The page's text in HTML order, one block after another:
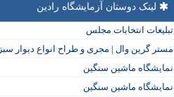
لینک دوستان آزمایشگاه رادین
تبلیغات انتخابات مجلس
مستر گرین وال | مجری و طراح انواع دیوار سبز
نمایشگاه ماشین سنگین
نمایشگاه ماشین سنگین